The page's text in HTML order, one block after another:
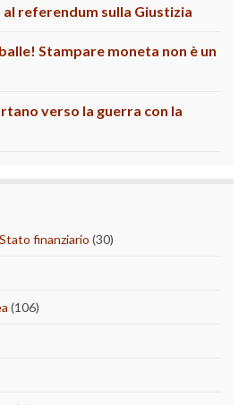
al referendum sulla Giustizia
Stampare moneta non è un
verso la guerra con la
finanziario (30)
(106)